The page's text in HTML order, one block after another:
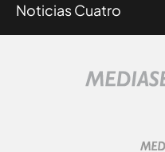
Noticias Cuatro